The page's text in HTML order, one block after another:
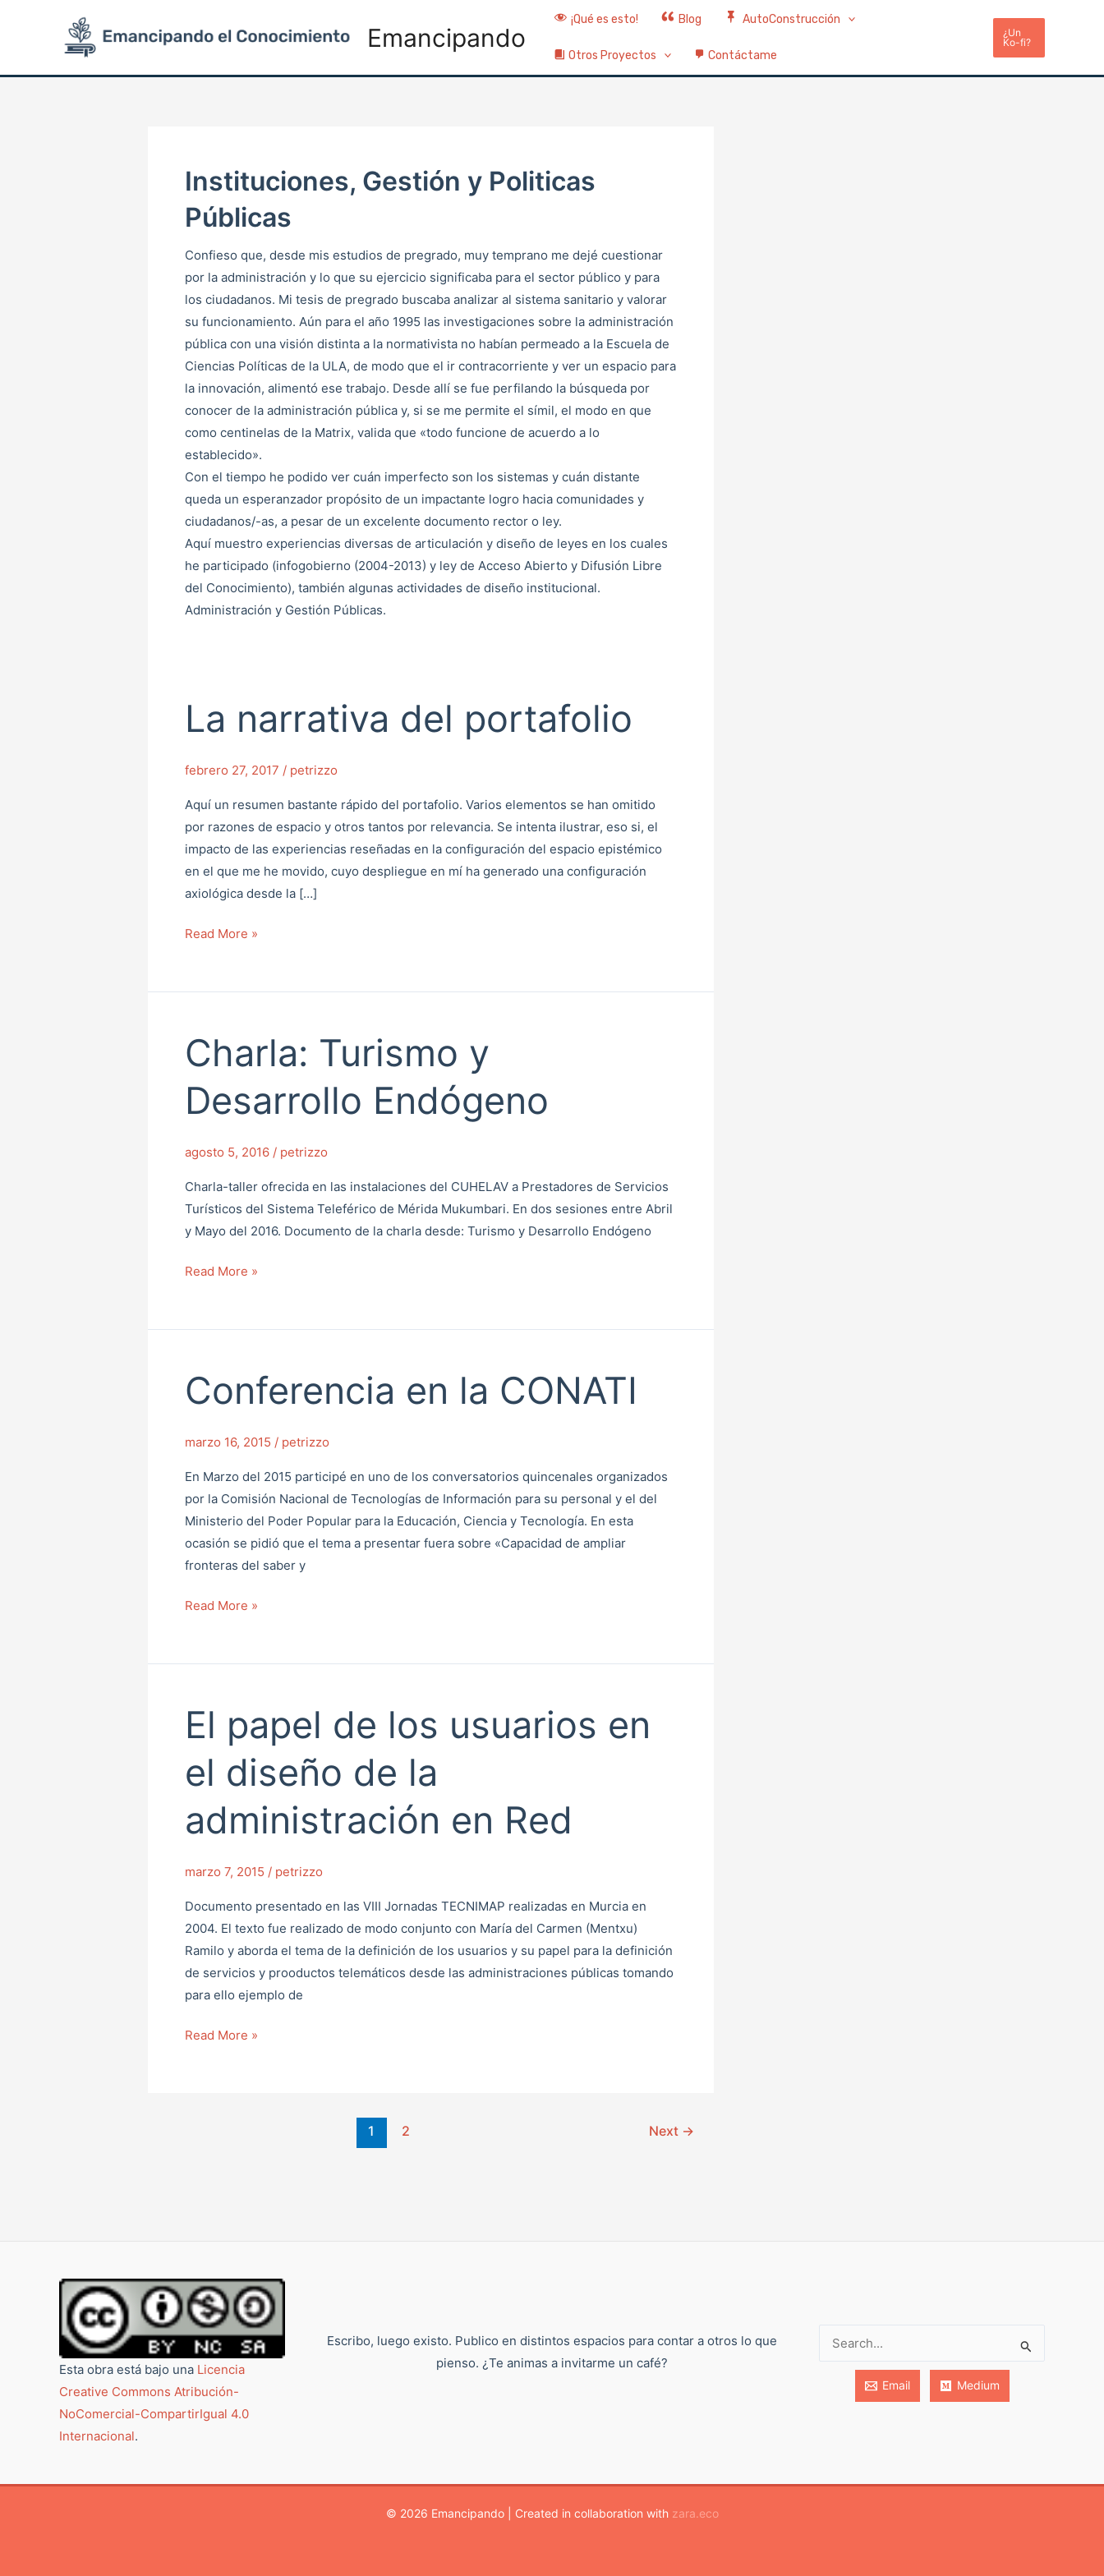
Emancipando
¡Qué es esto! Blog AutoConstrucción
Otros Proyectos Contáctame
¿Un
Ko-fi?
Instituciones, Gestión y Politicas
Públicas
Confieso que, desde mis estudios de pregrado, muy temprano me dejé cuestionar
por la administración y lo que su ejercicio significaba para el sector público y para
los ciudadanos. Mi tesis de pregrado buscaba analizar al sistema sanitario y valorar
su funcionamiento. Aún para el año 1995 las investigaciones sobre la administración
pública con una visión distinta a la normativista no habían permeado a la Escuela de
Ciencias Políticas de la ULA, de modo que el ir contracorriente y ver un espacio para
la innovación, alimentó ese trabajo. Desde allí se fue perfilando la búsqueda por
conocer de la administración pública y, si se me permite el símil, el modo en que
como centinelas de la Matrix, valida que «todo funcione de acuerdo a lo
establecido».
Con el tiempo he podido ver cuán imperfecto son los sistemas y cuán distante
queda un esperanzador propósito de un impactante logro hacia comunidades y
ciudadanos/-as, a pesar de un excelente documento rector o ley.
Aquí muestro experiencias diversas de articulación y diseño de leyes en los cuales
he participado (infogobierno (2004-2013) y ley de Acceso Abierto y Difusión Libre
del Conocimiento), también algunas actividades de diseño institucional.
Administración y Gestión Públicas.
La narrativa del portafolio
febrero 27, 2017 / petrizzo
Aquí un resumen bastante rápido del portafolio. Varios elementos se han omitido
por razones de espacio y otros tantos por relevancia. Se intenta ilustrar, eso si, el
impacto de las experiencias reseñadas en la configuración del espacio epistémico
en el que me he movido, cuyo despliegue en mí ha generado una configuración
axiológica desde la […]
La
narrativa
portafolio
Read More »
Charla: Turismo y
Desarrollo Endógeno
agosto 5, 2016 / petrizzo
Charla-taller ofrecida en las instalaciones del CUHELAV a Prestadores de Servicios
Turísticos del Sistema Teleférico de Mérida Mukumbari. En dos sesiones entre Abril
y Mayo del 2016. Documento de la charla desde: Turismo y Desarrollo Endógeno
Charla:
Turismo
y
Desarrollo
Read More »
Conferencia en la CONATI
marzo 16, 2015 / petrizzo
En Marzo del 2015 participé en uno de los conversatorios quincenales organizados
por la Comisión Nacional de Tecnologías de Información para su personal y el del
Ministerio del Poder Popular para la Educación, Ciencia y Tecnología. En esta
ocasión se pidió que el tema a presentar fuera sobre «Capacidad de ampliar
fronteras del saber y
Conferencia
en
CONATI
Read More »
El papel de los usuarios en
el diseño de la
administración en Red
marzo 7, 2015 / petrizzo
Documento presentado en las VIII Jornadas TECNIMAP realizadas en Murcia en
2004. El texto fue realizado de modo conjunto con María del Carmen (Mentxu)
Ramilo y aborda el tema de la definición de los usuarios y su papel para la definición
de servicios y prooductos telemáticos desde las administraciones públicas tomando
para ello ejemplo de
El
papel
los
en
diseño
la
administración
en
Red
Read More »
pagination
1 2 Next →
Esta obra está bajo una Licencia
Creative Commons Atribución-
NoComercial-CompartirIgual 4.0
Internacional.
Escribo, luego existo. Publico en distintos espacios para contar a otros lo que
pienso. ¿Te animas a invitarme un café?
Buscar:
Email Medium
© 2026 Emancipando | Created in collaboration with zara.eco